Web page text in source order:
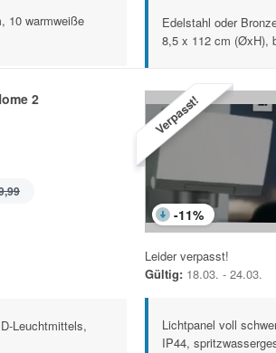
10 warmweiße
Edelstahl oder
8,5 x 112 cm (ØxH),
2
Leuchtmittels,
Verpasst!
-11%
Leider verpasst!
Gültig: 18.03. - 24.03.
Lichtpanel voll
IP44,